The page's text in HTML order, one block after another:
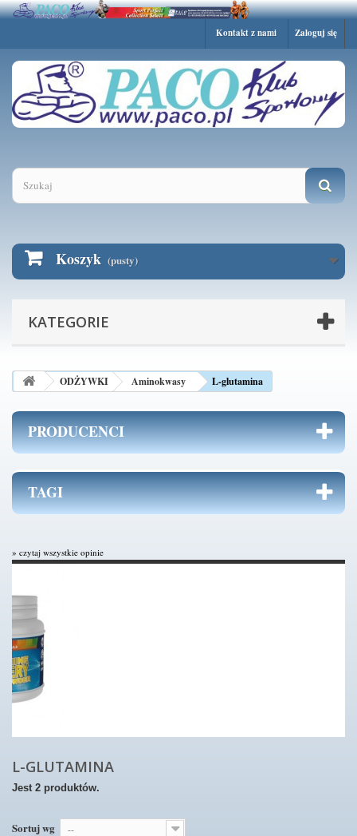
Ta strona używa plików Cookies.
Dowiedz się więcej o celu ich używania i
możliwości zmiany ustawień Cookies w
przeglądarce.
Rozumiem
Więcej informacji
Zaloguj się
Kontakt z nami
Koszyk (pusty)
KATEGORIE
ODŻYWKI Aminokwasy L-glutamina
PRODUCENCI
TAGI
» czytaj wszystkie opinie
L-GLUTAMINA
Jest 2 produktów.
Sortuj wg --